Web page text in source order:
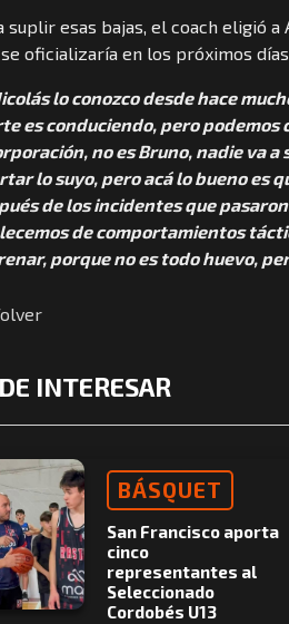
suplir esas bajas, el coach eligió
oficializaría en los próximos
lo conozco desde hace
es conduciendo, pero
no es Bruno, nadie va
lo suyo, pero acá lo bueno es
de los incidentes que
de comportamientos
porque no es todo huevo,
INTERESAR
BÁSQUET
San Francisco aporta
cinco
representantes al
Seleccionado
Cordobés U13